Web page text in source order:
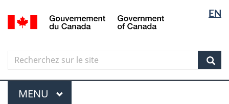
Aller
au
principal
Skip
to
government"
Passer
à
version
simplifiée
langue
EN
Canada
Search
Recherchez
sur
le
site
Menu
MENU PRINCIPAL